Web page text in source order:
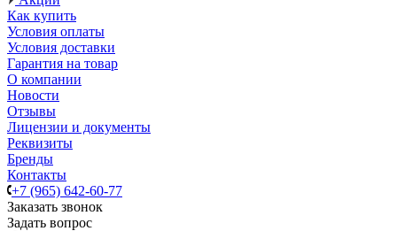
Как купить
Условия оплаты
Условия доставки
Гарантия на товар
О компании
Новости
Отзывы
Лицензии и документы
Реквизиты
Бренды
Контакты
+7 (965) 642-60-77
Заказать звонок
Задать вопрос